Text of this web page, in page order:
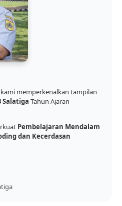
memperkenalkan tampilan
Salatiga Tahun Ajaran
Pembelajaran Mendalam
dan Kecerdasan